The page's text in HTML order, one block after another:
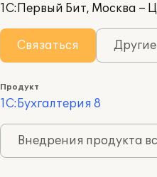
1С:Первый Бит, Москва –
Связаться
Продукт
1С:Бухгалтерия 8
Внедрения продукта